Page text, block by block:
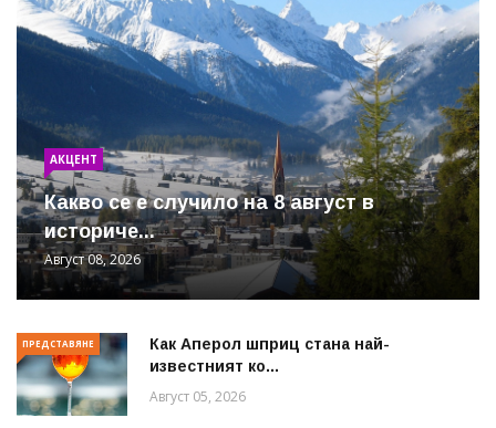
АКЦЕНТ
Какво се е случило на 8 август в
историче...
Август 08, 2026
ПРЕДСТАВЯНЕ
Как Аперол шприц стана най-
известният ко...
Август 05, 2026